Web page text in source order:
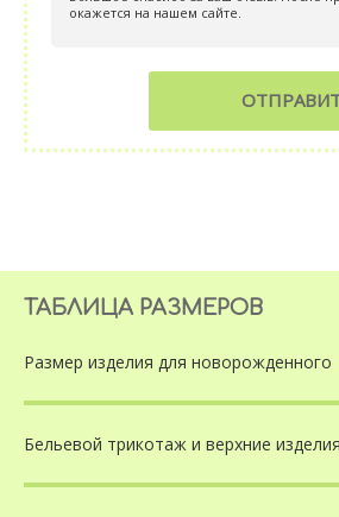
окажется на нашем сайте.
ТАБЛИЦА РАЗМЕРОВ
Размер изделия для новорожденного
Бельевой трикотаж и верхние изделия